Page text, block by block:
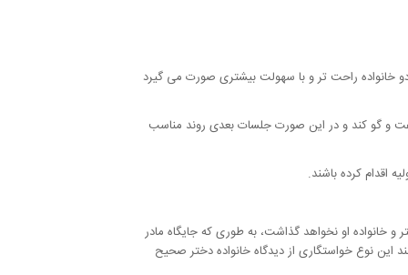
خانواده راحت تر و با سهولت بیشتری صورت می گیرد
و گو کند و در این صورت جلسات بعدی روند مناسب
اقدام کرده باشند.
و خانواده او نخواهد گذاشت، به طوری که جایگاه مادر
این نوع خواستگاری از دیدگاه خانواده دختر صحیح